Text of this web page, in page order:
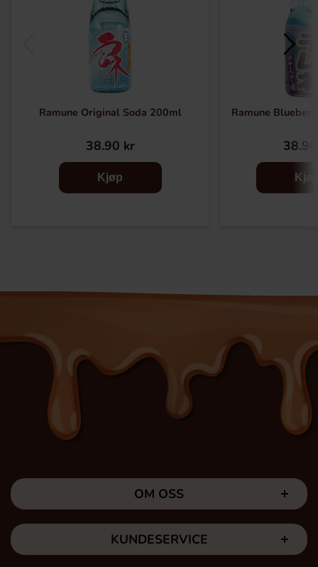
Ramune Original Soda 200ml
38.90 kr
Kjøp
Ramune
OM OSS
KUNDESERVICE